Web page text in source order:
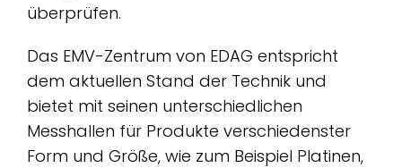
überprüfen.
Das EMV-Zentrum von EDAG entspricht
dem aktuellen Stand der Technik und
bietet mit seinen unterschiedlichen
Messhallen für Produkte verschiedenster
Form und Größe, wie zum Beispiel Platinen,